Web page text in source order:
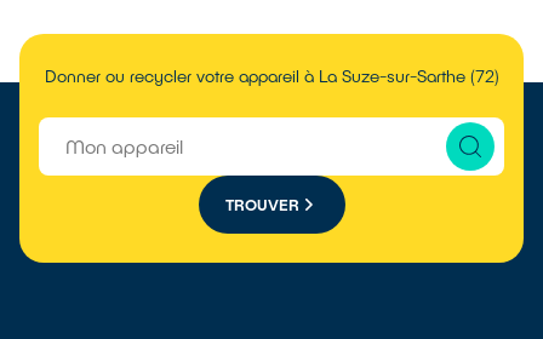
Donner ou recycler votre appareil à La Suze-sur-Sarthe (72)
TROUVER